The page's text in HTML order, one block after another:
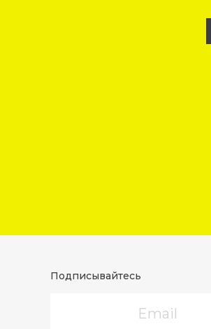
Подписывайтесь